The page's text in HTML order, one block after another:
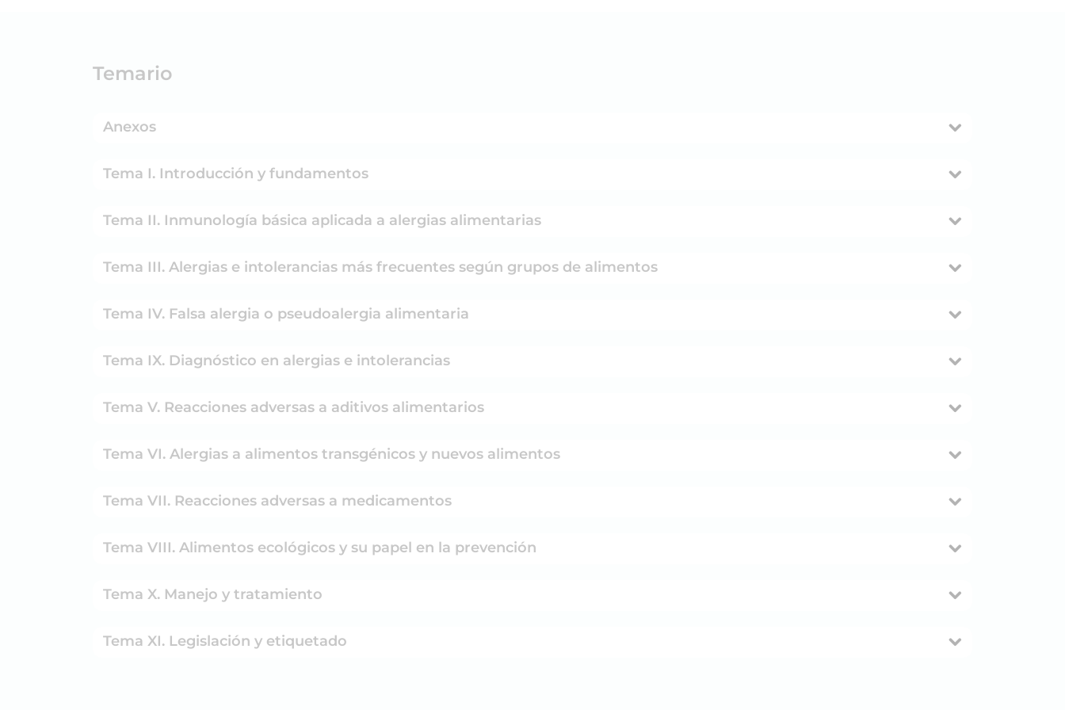
Temario
Anexos
Tema I. Introducción y fundamentos
Tema II. Inmunología básica aplicada a alergias alimentarias
Tema III. Alergias e intolerancias más frecuentes según grupos de alimentos
Tema IV. Falsa alergia o pseudoalergia alimentaria
Tema IX. Diagnóstico en alergias e intolerancias
Tema V. Reacciones adversas a aditivos alimentarios
Tema VI. Alergias a alimentos transgénicos y nuevos alimentos
Tema VII. Reacciones adversas a medicamentos
Tema VIII. Alimentos ecológicos y su papel en la prevención
Tema X. Manejo y tratamiento
Tema XI. Legislación y etiquetado